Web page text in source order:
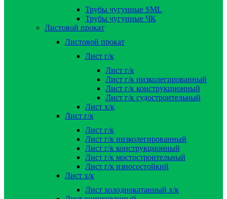
Трубы чугунные SML
Трубы чугунные ЧК
Листовой прокат
Листовой прокат
Лист г/к
Лист г/к
Лист г/к низколегированный
Лист г/к конструкционный
Лист г/к судостроительный
Лист х/к
Лист г/к
Лист г/к
Лист г/к низколегированный
Лист г/к конструкционный
Лист г/к мостостроительный
Лист г/к износостойкий
Лист х/к
Лист холоднокатанный х/к